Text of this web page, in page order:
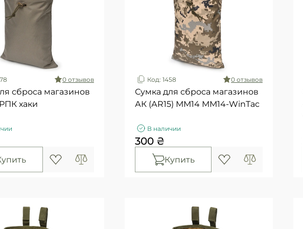
0 отзывов
сброса магазинов
хаки
Код: 1458 0 отзывов
Сумка для сброса магазинов
АК (АR15) ММ14 ММ14-WinTac
В наличии
300 ₴
Купить